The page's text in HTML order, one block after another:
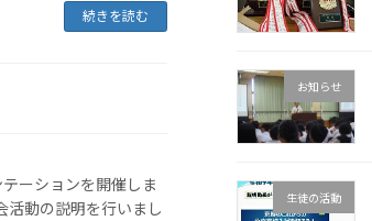
続きを読む
ーションを開催しま
活動の説明を行いまし
お知らせ
生徒の活動